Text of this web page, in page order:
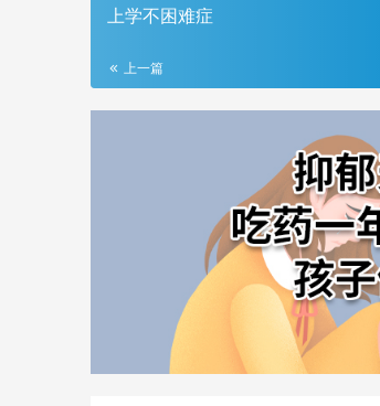
上学不困难症
上一篇